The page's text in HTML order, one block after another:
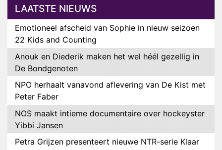
LAATSTE NIEUWS
Emotioneel afscheid van Sophie in nieuw seizoen
22 Kids and Counting
Anouk en Diederik maken het wel héél gezellig in
De Bondgenoten
NPO herhaalt vanavond aflevering van De Kist met
Peter Faber
NOS maakt intieme documentaire over hockeyster
Yibbi Jansen
Petra Grijzen presenteert nieuwe NTR-serie Klaar